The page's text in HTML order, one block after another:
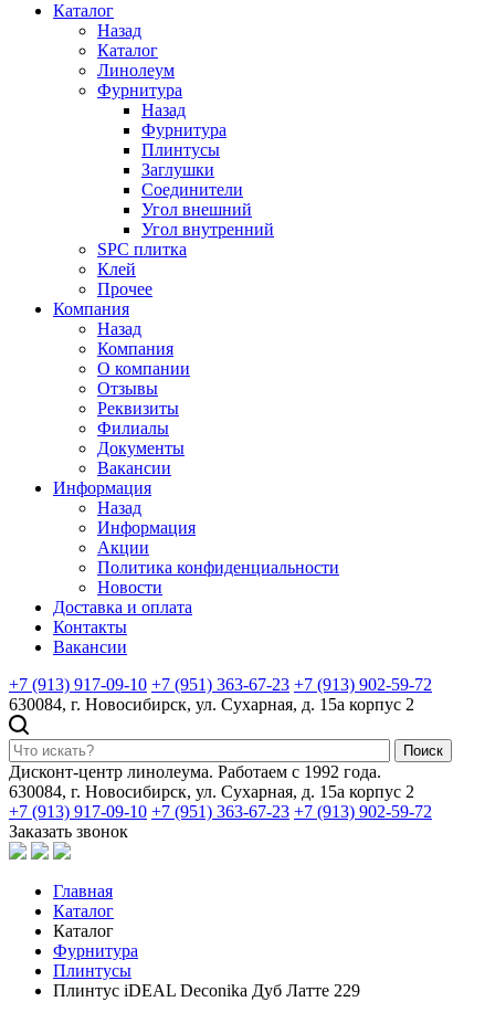
Каталог
Назад
Каталог
Линолеум
Фурнитура
Назад
Фурнитура
Плинтусы
Заглушки
Соединители
Угол внешний
Угол внутренний
SPC плитка
Клей
Прочее
Компания
Назад
Компания
О компании
Отзывы
Реквизиты
Филиалы
Документы
Вакансии
Информация
Назад
Информация
Акции
Политика конфиденциальности
Новости
Доставка и оплата
Контакты
Вакансии
+7 (913) 917-09-10 +7 (951) 363-67-23 +7 (913) 902-59-72
630084, г. Новосибирск, ул. Сухарная, д. 15а корпус 2
Поиск
Дисконт-центр линолеума. Работаем с 1992 года.
630084, г. Новосибирск, ул. Сухарная, д. 15а корпус 2
+7 (913) 917-09-10 +7 (951) 363-67-23 +7 (913) 902-59-72
Заказать звонок
Главная
Каталог
Каталог
Фурнитура
Плинтусы
Плинтус iDEAL Deconika Дуб Латте 229